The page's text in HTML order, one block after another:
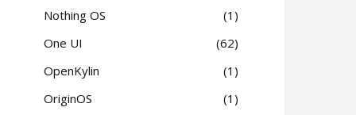
Nothing OS
1
One UI
62
OpenKylin
1
OriginOS
1